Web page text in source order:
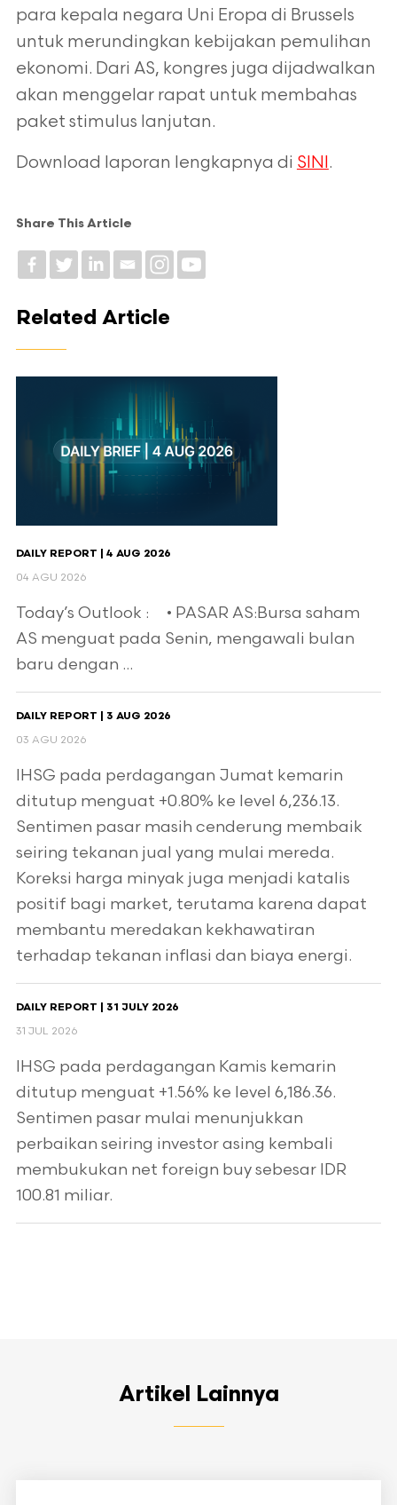
para kepala negara Uni Eropa di Brussels
untuk merundingkan kebijakan pemulihan
ekonomi. Dari AS, kongres juga dijadwalkan
akan menggelar rapat untuk membahas
paket stimulus lanjutan.
Download laporan lengkapnya di SINI.
Share This Article
Related Article
DAILY REPORT | 4 AUG 2026
04 AGU 2026
Today’s Outlook : • PASAR AS:Bursa saham
AS menguat pada Senin, mengawali bulan
baru dengan ...
DAILY REPORT | 3 AUG 2026
03 AGU 2026
IHSG pada perdagangan Jumat kemarin
ditutup menguat +0.80% ke level 6,236.13.
Sentimen pasar masih cenderung membaik
seiring tekanan jual yang mulai mereda.
Koreksi harga minyak juga menjadi katalis
positif bagi market, terutama karena dapat
membantu meredakan kekhawatiran
terhadap tekanan inflasi dan biaya energi.
DAILY REPORT | 31 JULY 2026
31 JUL 2026
IHSG pada perdagangan Kamis kemarin
ditutup menguat +1.56% ke level 6,186.36.
Sentimen pasar mulai menunjukkan
perbaikan seiring investor asing kembali
membukukan net foreign buy sebesar IDR
100.81 miliar.
Artikel Lainnya